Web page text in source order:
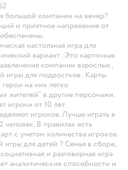
большой компании на вечер?
и приятное напряжение от
настольная игра для
вариант . Это карточная
компании взрослых ,
игры для подростков . Карты
на них легко
жителей” в другие персонажи.
игроки от 10 лет.
игроков. Лучше играть в
человек. В правилах есть
с учетом количества игроков.
игры для детей ? Семья в сборе,
и разговорная игра
аналитические способности и